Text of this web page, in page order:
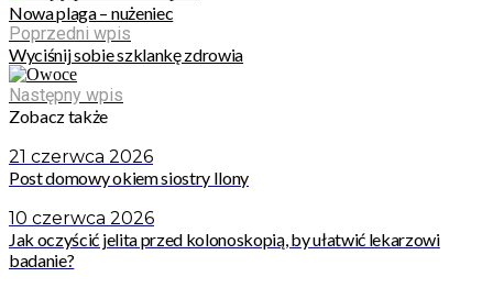
Nowa plaga – nużeniec
Poprzedni wpis
Wyciśnij sobie szklankę zdrowia
Następny wpis
Zobacz także
21 czerwca 2026
Post domowy okiem siostry Ilony
10 czerwca 2026
Jak oczyścić jelita przed kolonoskopią, by ułatwić lekarzowi
badanie?